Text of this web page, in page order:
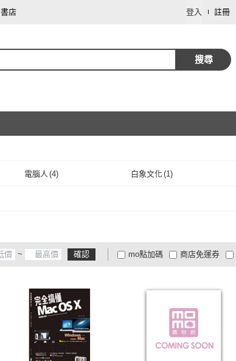
書店 登入 註冊
搜尋
電腦人 (4) 白象文化(1)
取消
~ 確認 mo點加碼
大家電安心配
大家電快配
商店免運券
及以上 3 及以上